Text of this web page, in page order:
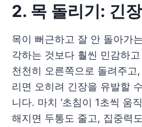
2. 목 돌리기: 긴
목이 뻐근하고 잘 안 돌아가
각하는 것보다 훨씬 민감하
천천히 오른쪽으로 돌려주고
리면 오히려 긴장을 유발할
니다. 마치 ‘초침이 1초씩 움
해지면 두통도 줄고, 집중력